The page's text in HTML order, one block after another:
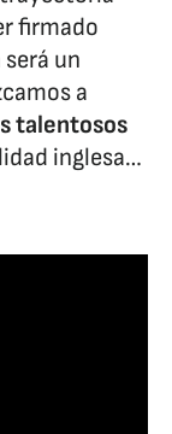
firmado
un
a
talentosos
inglesa…